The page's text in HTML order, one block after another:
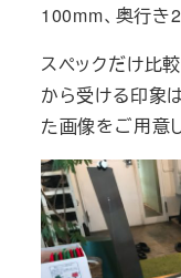
100mm、奥行き
スペックだけ比
から受ける印象
た画像をご用意